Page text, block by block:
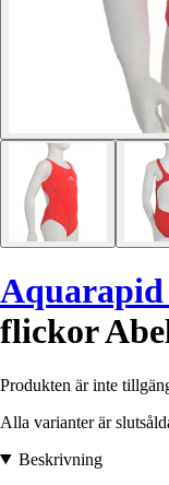
Aquarapid
flickor
Produkten är inte
Alla varianter är
Beskrivning